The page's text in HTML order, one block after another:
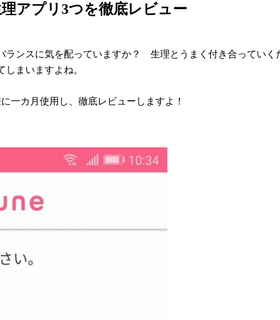
アプリ3つを徹底レビュー
ランスに気を配っていますか？ 生理とうまく付き合ってい
まいますよね。
一カ月使用し、徹底レビューしますよ！